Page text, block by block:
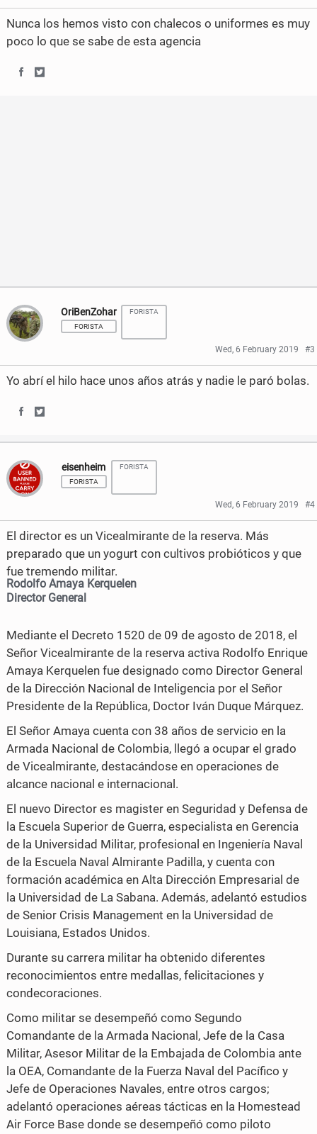
Nunca los hemos visto con chalecos o uniformes es muy
poco lo que se sabe de esta agencia
c
e
o
o
i
t
e
r
OriBenZohar
FORISTA
FORISTA
Wed, 6 February 2019 #3
Yo abrí el hilo hace unos años atrás y nadie le paró bolas.
h
a
r
e
n
F
e
b
o
k
h
a
r
e
n
T
t
t
r
eisenheim
FORISTA
FORISTA
Wed, 6 February 2019 #4
El director es un Vicealmirante de la reserva. Más
preparado que un yogurt con cultivos probióticos y que
fue tremendo militar.
Rodolfo Amaya Kerquelen
Director General
Mediante el Decreto 1520 de 09 de agosto de 2018, el
Señor Vicealmirante de la reserva activa Rodolfo Enrique
Amaya Kerquelen fue designado como Director General
de la Dirección Nacional de Inteligencia por el Señor
Presidente de la República, Doctor Iván Duque Márquez.
El Señor Amaya cuenta con 38 años de servicio en la
Armada Nacional de Colombia, llegó a ocupar el grado
de Vicealmirante, destacándose en operaciones de
alcance nacional e internacional.
El nuevo Director es magister en Seguridad y Defensa de
la Escuela Superior de Guerra, especialista en Gerencia
de la Universidad Militar, profesional en Ingeniería Naval
de la Escuela Naval Almirante Padilla, y cuenta con
formación académica en Alta Dirección Empresarial de
la Universidad de La Sabana. Además, adelantó estudios
de Senior Crisis Management en la Universidad de
Louisiana, Estados Unidos.
Durante su carrera militar ha obtenido diferentes
reconocimientos entre medallas, felicitaciones y
condecoraciones.
Como militar se desempeñó como Segundo
Comandante de la Armada Nacional, Jefe de la Casa
Militar, Asesor Militar de la Embajada de Colombia ante
la OEA, Comandante de la Fuerza Naval del Pacífico y
Jefe de Operaciones Navales, entre otros cargos;
adelantó operaciones aéreas tácticas en la Homestead
Air Force Base donde se desempeñó como piloto